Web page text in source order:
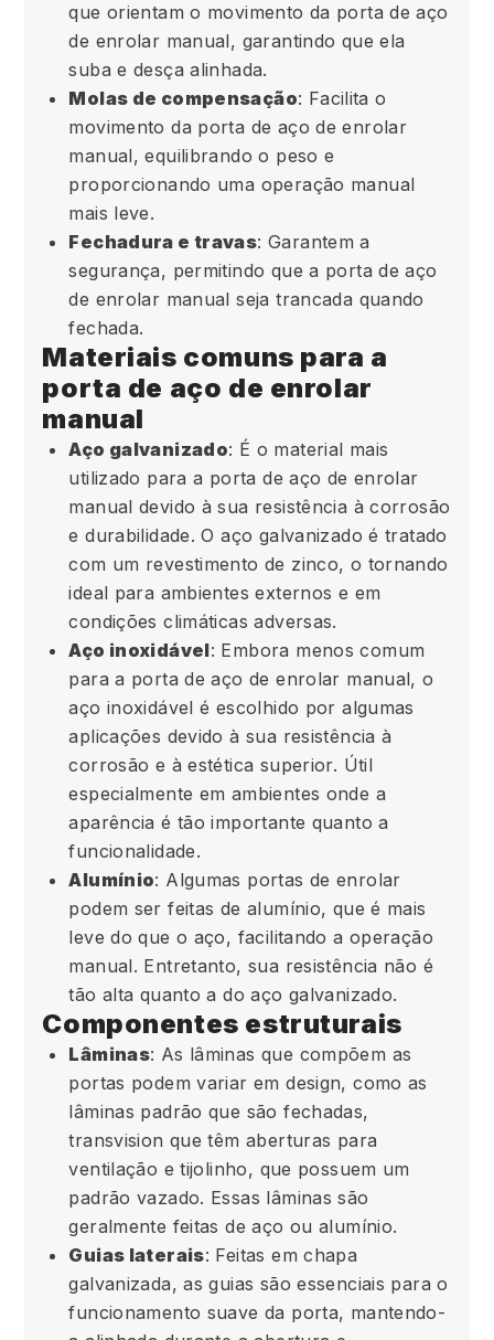
que orientam o movimento da porta de aço
de enrolar manual, garantindo que ela
suba e desça alinhada.
Molas de compensação: Facilita o
movimento da porta de aço de enrolar
manual, equilibrando o peso e
proporcionando uma operação manual
mais leve.
Fechadura e travas: Garantem a
segurança, permitindo que a porta de aço
de enrolar manual seja trancada quando
fechada.
Materiais comuns para a
porta de aço de enrolar
manual
Aço galvanizado: É o material mais
utilizado para a porta de aço de enrolar
manual devido à sua resistência à corrosão
e durabilidade. O aço galvanizado é tratado
com um revestimento de zinco, o tornando
ideal para ambientes externos e em
condições climáticas adversas.
Aço inoxidável: Embora menos comum
para a porta de aço de enrolar manual, o
aço inoxidável é escolhido por algumas
aplicações devido à sua resistência à
corrosão e à estética superior. Útil
especialmente em ambientes onde a
aparência é tão importante quanto a
funcionalidade.
Alumínio: Algumas portas de enrolar
podem ser feitas de alumínio, que é mais
leve do que o aço, facilitando a operação
manual. Entretanto, sua resistência não é
tão alta quanto a do aço galvanizado.
Componentes estruturais
Lâminas: As lâminas que compõem as
portas podem variar em design, como as
lâminas padrão que são fechadas,
transvision que têm aberturas para
ventilação e tijolinho, que possuem um
padrão vazado. Essas lâminas são
geralmente feitas de aço ou alumínio.
Guias laterais: Feitas em chapa
galvanizada, as guias são essenciais para o
funcionamento suave da porta, mantendo-